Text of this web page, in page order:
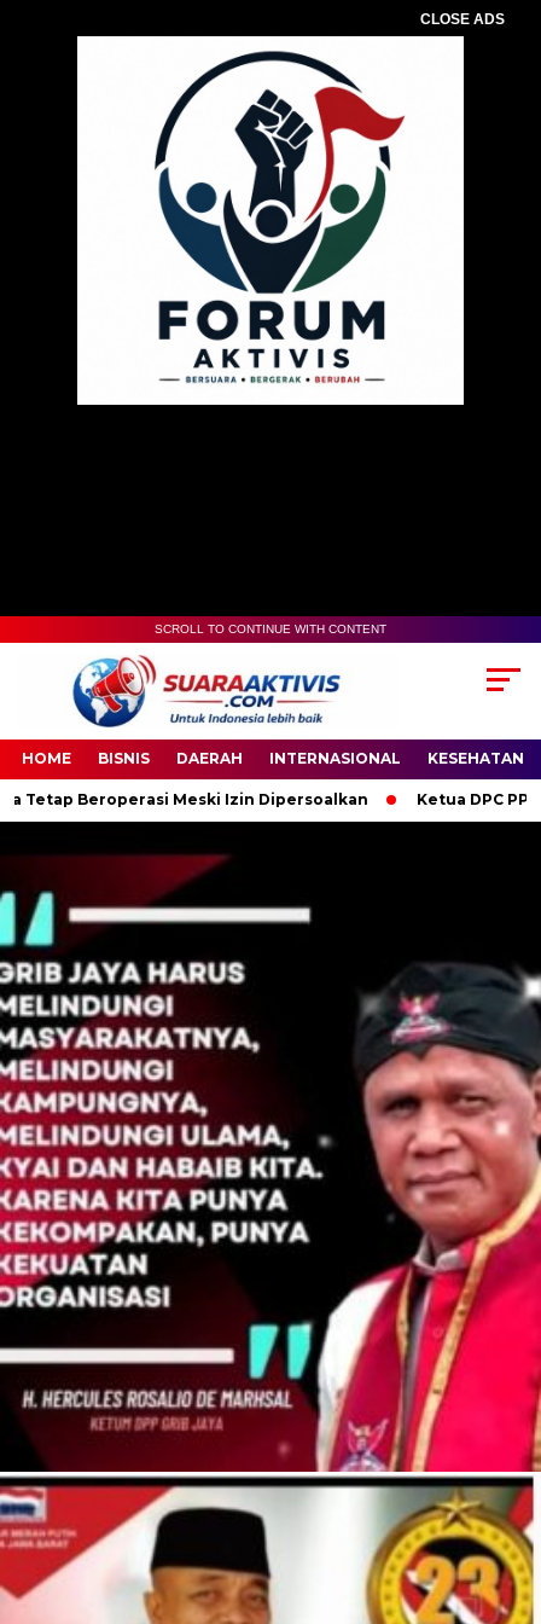
CLOSE ADS
00:00
SCROLL TO CONTINUE WITH CONTENT
HOME BISNIS DAERAH INTERNASIONAL KESEHATAN
Meski Izin Dipersoalkan Ketua DPC PPWI OKI